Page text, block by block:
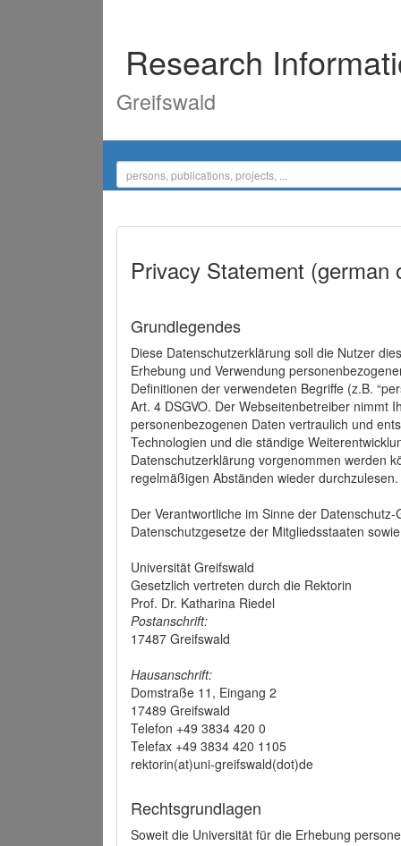
Research
Greifswald
Privacy Statement (german
Grundlegendes
Diese Datenschutzerklärung soll die Nutzer
Erhebung und Verwendung
Definitionen der verwendeten Begriffe (z.B.
Art. 4 DSGVO. Der Webseitenbetreiber nimmt
personenbezogenen Daten vertraulich und
Technologien und die ständige
Datenschutzerklärung vorgenommen werden
regelmäßigen Abständen wieder durchzulesen.
Der Verantwortliche im Sinne der
Datenschutzgesetze der Mitgliedsstaaten
Universität Greifswald
Gesetzlich vertreten durch die Rektorin
Prof. Dr. Katharina Riedel
Postanschrift:
17487 Greifswald
Hausanschrift:
Domstraße 11, Eingang 2
17489 Greifswald
Telefon +49 3834 420 0
Telefax +49 3834 420 1105
rektorin(at)uni-greifswald(dot)de
Rechtsgrundlagen
Soweit die Universität für die Erhebung